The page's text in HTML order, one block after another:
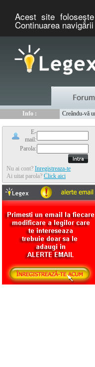
Acest site
Continuarea
Info :
Creându-vă
E-
mail:
Parola:
Nu ai cont? Inregistreaza-te
Ai uitat parola? Click aici